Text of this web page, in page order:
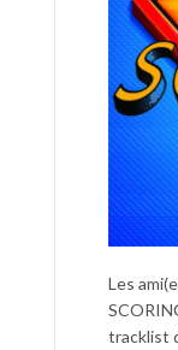
Les
tracklist